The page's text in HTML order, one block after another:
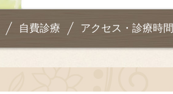
自費診療 アクセス・診療時間